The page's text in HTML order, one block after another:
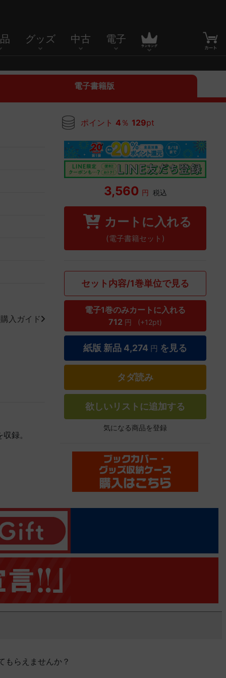
グッズ 中古 電子
電子書籍版
入ガイド
録。
ポイント 4 ％ 129pt
3,560 円 税込
カートに入れる
(電子書籍セット)
セット内容/1巻単位で見る
電子1巻のみカートに入れる
712 円 (+12pt)
紙版 新品 4,274 円 を見る
タダ読み
欲しいリストに追加する
気になる商品を登録
もらえませんか？